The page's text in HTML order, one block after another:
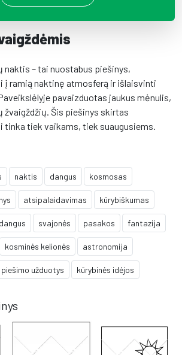
naktis – tai nuostabus piešinys,
į ramią naktinę atmosferą ir išlaisvinti
pavaizduotas jaukus mėnulis,
Šis piešinys skirtas
tinka tiek vaikams, tiek suaugusiems.
naktis dangus kosmosas
atsipalaidavimas kūrybiškumas
svajonės pasakos fantazija
kosminės kelionės astronomija
piešimo užduotys kūrybinės idėjos